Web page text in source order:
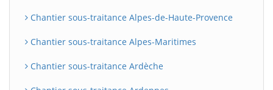
Chantier sous-traitance Alpes-de-Haute-Provence
Chantier sous-traitance Alpes-Maritimes
Chantier sous-traitance Ardèche